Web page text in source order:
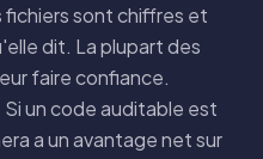
sont chiffres et
dit. La plupart des
faire confiance.
Si un code auditable est
a un avantage net sur